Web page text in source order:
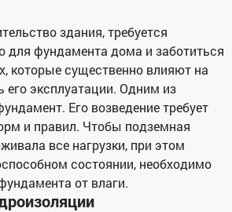
здания, требуется
для фундамента дома и заботиться
которые существенно влияют на
его эксплуатации. Одним из
Его возведение требует
и правил. Чтобы подземная
все нагрузки, при этом
состоянии, необходимо
от влаги.